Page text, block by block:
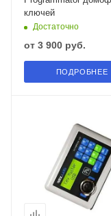
ключей
Достаточно
от 3 900 руб.
ПОДРОБНЕЕ